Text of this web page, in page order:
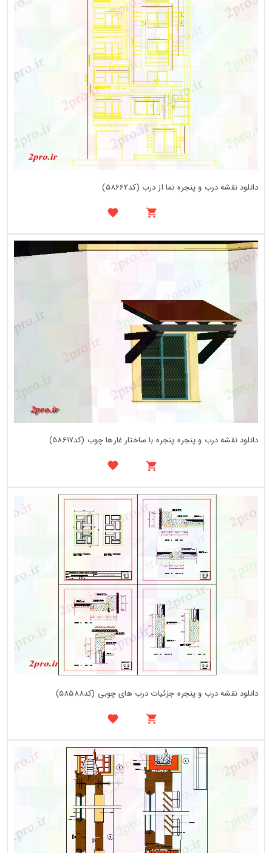
دانلود نقشه درب و پنجره نما از درب (کد58662)
دانلود نقشه درب و پنجره پنجره با ساختار غارها چوب (کد58617)
دانلود نقشه درب و پنجره جزئیات درب های چوبی (کد58588)